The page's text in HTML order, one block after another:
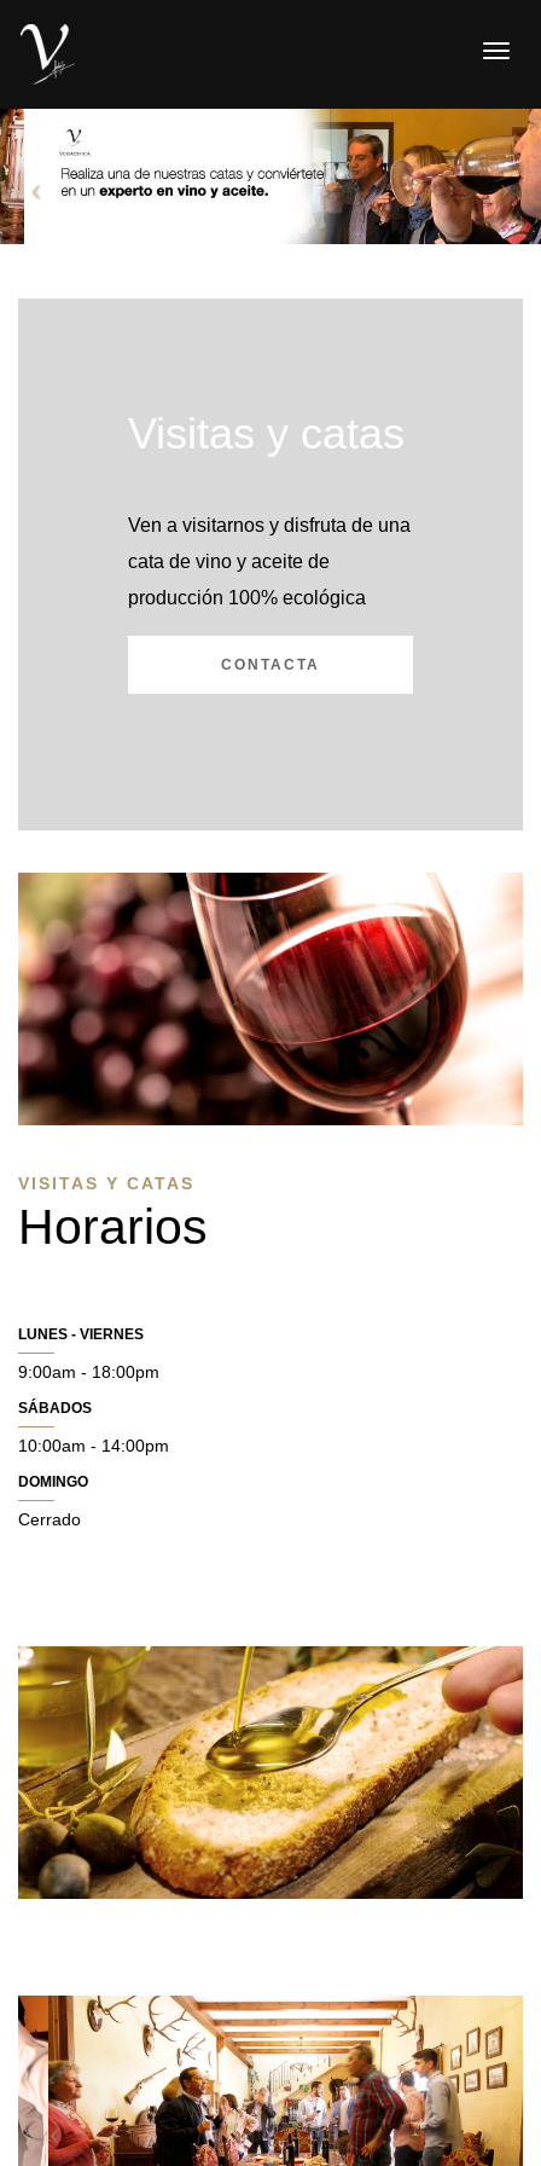
Visitas y catas
Ven a visitarnos y disfruta de una
cata de vino y aceite de
producción 100% ecológica
CONTACTA
VISITAS Y CATAS
Horarios
LUNES - VIERNES
9:00am - 18:00pm
SÁBADOS
10:00am - 14:00pm
DOMINGO
Cerrado